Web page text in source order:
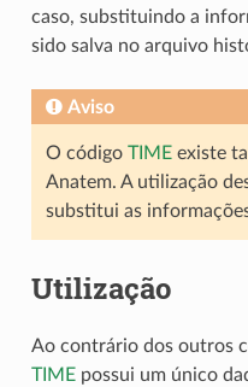
caso, substituindo a
sido salva no arquivo
Aviso
O código TIMEexiste
Anatem. A utilização
substitui as
Utilização
Ao contrário dos outros
TIMEpossui um único